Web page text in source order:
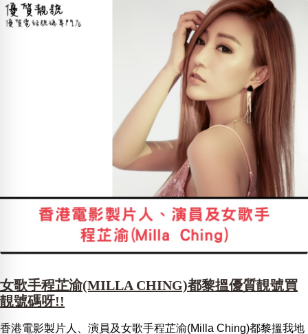
女歌手程芷渝(MILLA CHING)都黎搵優質靚號買
靚號碼呀!!
香港電影製片人、演員及女歌手程芷渝(Milla Ching)都黎搵我地